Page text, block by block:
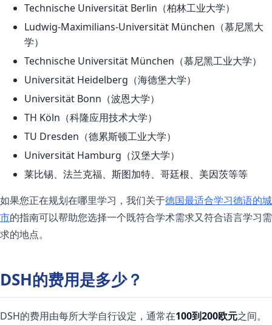
Technische Universität Berlin（柏林工业大学）
Ludwig-Maximilians-Universität München（慕尼黑大
学）
Technische Universität München（慕尼黑工业大学）
Universität Heidelberg（海德堡大学）
Universität Bonn（波恩大学）
TH Köln（科隆应用技术大学）
TU Dresden（德累斯顿工业大学）
Universität Hamburg（汉堡大学）
莱比锡、法兰克福、斯图加特、哥廷根、美因茨等等
如果您正在规划在哪里学习，我们关于德国最适合学习德语的城
市的指南可以帮助您选择一个既符合学术需求又符合语言学习需
求的地点。
DSH的费用是多少？
DSH的费用由每所大学自行设定，通常在100到200欧元之间。